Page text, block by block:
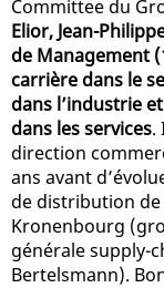
Committee du
Elior, Jean-
de Management
carrière dans le
dans l’industrie
dans les services.
direction
ans avant
de distribution de
Kronenbourg
générale supply-
Bertelsmann).